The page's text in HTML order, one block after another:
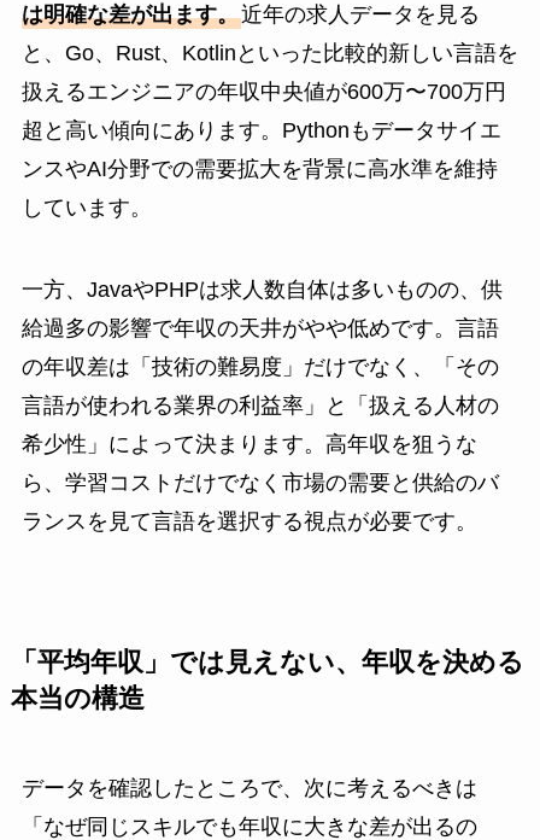
は明確な差が出ます。近年の求人データを見る
と、Go、Rust、Kotlinといった比較的新しい言語を
扱えるエンジニアの年収中央値が600万〜700万円
超と高い傾向にあります。Pythonもデータサイエ
ンスやAI分野での需要拡大を背景に高水準を維持
しています。
一方、JavaやPHPは求人数自体は多いものの、供
給過多の影響で年収の天井がやや低めです。言語
の年収差は「技術の難易度」だけでなく、「その
言語が使われる業界の利益率」と「扱える人材の
希少性」によって決まります。高年収を狙うな
ら、学習コストだけでなく市場の需要と供給のバ
ランスを見て言語を選択する視点が必要です。
「平均年収」では見えない、年収を決める
本当の構造
データを確認したところで、次に考えるべきは
「なぜ同じスキルでも年収に大きな差が出るの